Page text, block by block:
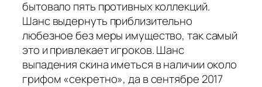
бытовало пять противных коллекций.
Шанс выдернуть приблизительно
любезное без меры имущество, так самый
это и привлекает игроков. Шанс
выпадения скина иметься в наличии около
грифом «секретно», да в сентябре 2017